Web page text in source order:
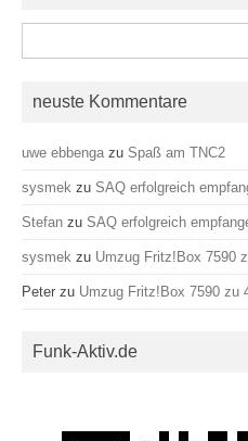
nach:
neuste Kommentare
uwe ebbenga zu Spaß am TNC2
sysmek zu SAQ erfolgreich
Stefan zu SAQ erfolgreich
sysmek zu Umzug Fritz!Box 7590
Peter zu Umzug Fritz!Box 7590 zu
Funk-Aktiv.de